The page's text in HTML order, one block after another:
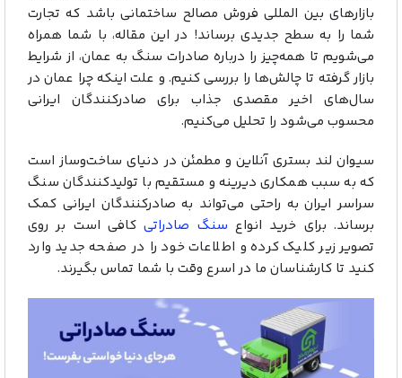
بازارهای بین المللی فروش مصالح ساختمانی باشد که تجارت
شما را به سطح جدیدی برساند! در این مقاله، با شما همراه
می‌شویم تا همه‌چیز را درباره صادرات سنگ به عمان، از شرایط
بازار گرفته تا چالش‌ها را بررسی کنیم. و علت اینکه چرا عمان در
سال‌های اخیر مقصدی جذاب برای صادرکنندگان ایرانی
محسوب می‌شود را تحلیل می‌کنیم.
سیوان لند بستری آنلاین و مطمئن در دنیای ساخت‌و‌ساز است
که به سبب همکاری دیرینه و مستقیم با تولیدکنندگان سنگ
سراسر ایران به راحتی می‌تواند به صادرکنندگان ایرانی کمک
برساند. برای خرید انواع سنگ صادراتیکافی است بر روی
تصویر زیر کلیک کرده و اطلاعات خود را در صفحه جدید وارد
کنید تا کارشناسان ما در اسرع وقت با شما تماس بگیرند.